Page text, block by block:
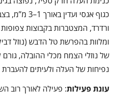
כגוף אגסי
ורדרד, המצטברות בקבוצות
ומלוות בהפרשת טל הדבש (נוזל
של נוזלי הצמח מכלי ההובלה,
נפיחות של העלה ולעיתים להעברת
עונת פעילות: פעילה לאורך רוב